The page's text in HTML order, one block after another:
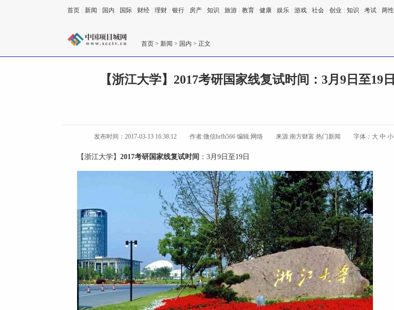
首页 新闻 国内 国际 财经 理财 银行 房产 知识 旅游 教育 健康 娱乐 游戏 社会 创业 知识 考试 两性
首页 > 新闻 > 国内 > 正文
【浙江大学】2017考研国家线复试时间：3月9日至19日
发布时间：2017-03-13 16:38:12 作者:微信hrfh566 编辑:网络 来源:南方财富 热门新闻 字体： 大 中 小
【浙江大学】 2017考研国家线复试时间 ：3月9日至19日